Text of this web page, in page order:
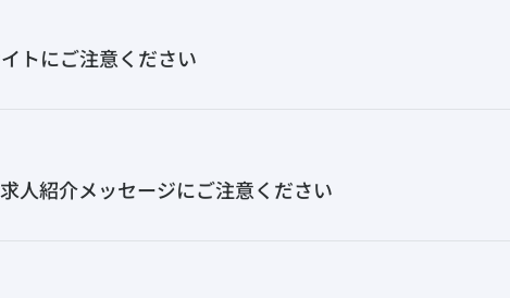
トにご注意ください
人紹介メッセージにご注意ください